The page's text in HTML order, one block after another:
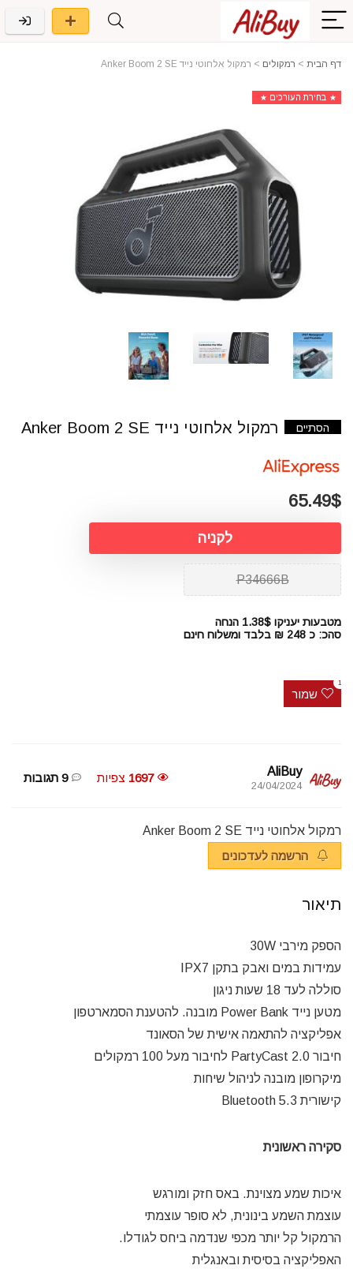
דף הבית > רמקולים > רמקול אלחוטי נייד Anker Boom 2 SE
בחירת העורכים
הסתיים רמקול אלחוטי נייד Anker Boom 2 SE
65.49$
לקניה
P34666B
מטבעות יעניקו 1.38$ הנחה
סהכ: כ 248 ₪ בלבד ומשלוח חינם
שמור
1
AliBuy
24/04/2024
1697 צפיות 9 תגובות
רמקול אלחוטי נייד Anker Boom 2 SE
הרשמה לעדכונים
תיאור
הספק מירבי 30W
עמידות במים ואבק בתקן IPX7
סוללה לעד 18 שעות ניגון
מטען נייד Power Bank מובנה. להטענת הסמארטפון
אפליקציה להתאמה אישית של הסאונד
חיבור PartyCast 2.0 לחיבור מעל 100 רמקולים
מיקרופון מובנה לניהול שיחות
קישורית Bluetooth 5.3
סקירה ראשונית
איכות שמע מצוינת. באס חזק ומורגש
עוצמת השמע בינונית, לא סופר עוצמתי
הרמקול קל יותר מכפי שנדמה ביחס לגודלו.
האפליקציה בסיסית ובאנגלית